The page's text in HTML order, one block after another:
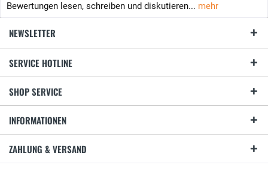
Bewertungen lesen, schreiben und diskutieren... mehr
NEWSLETTER
SERVICE HOTLINE
SHOP SERVICE
INFORMATIONEN
ZAHLUNG & VERSAND